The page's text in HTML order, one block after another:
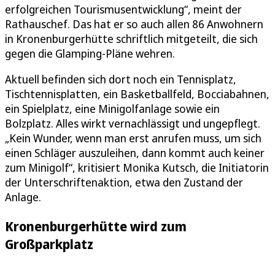
erfolgreichen Tourismusentwicklung“, meint der
Rathauschef. Das hat er so auch allen 86 Anwohnern
in Kronenburgerhütte schriftlich mitgeteilt, die sich
gegen die Glamping-Pläne wehren.
Aktuell befinden sich dort noch ein Tennisplatz,
Tischtennisplatten, ein Basketballfeld, Bocciabahnen,
ein Spielplatz, eine Minigolfanlage sowie ein
Bolzplatz. Alles wirkt vernachlässigt und ungepflegt.
„Kein Wunder, wenn man erst anrufen muss, um sich
einen Schläger auszuleihen, dann kommt auch keiner
zum Minigolf“, kritisiert Monika Kutsch, die Initiatorin
der Unterschriftenaktion, etwa den Zustand der
Anlage.
Kronenburgerhütte wird zum
Großparkplatz